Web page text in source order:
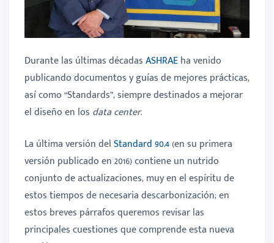
Durante las últimas décadasASHRAEha venido
publicando documentos y guías de mejores prácticas,
así como “Standards”, siempre destinados a mejorar
el diseño en los data center.
La última versión delStandard 90.4(en su primera
versión publicado en 2016) contiene un nutrido
conjunto de actualizaciones, muy en el espíritu de
estos tiempos de necesaria descarbonización; en
estos breves párrafos queremos revisar las
principales cuestiones que comprende esta nueva